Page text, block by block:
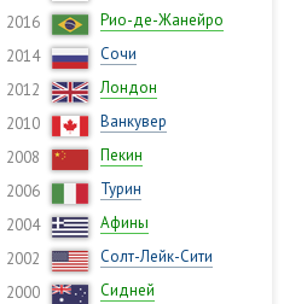
2016
Рио-де-Жанейро
2014
Сочи
2012
Лондон
2010
Ванкувер
2008
Пекин
2006
Турин
2004
Афины
2002
Солт-Лейк-Сити
2000
Сидней